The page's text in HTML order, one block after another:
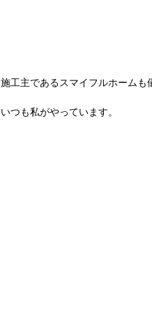
施工主であるスマイフルホームも
いつも私がやっています。